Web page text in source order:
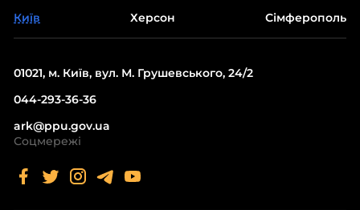
Київ Херсон Сімферополь
01021, м. Київ, вул. М. Грушевського, 24/2
044-293-36-36
ark@ppu.gov.ua
Соцмережі